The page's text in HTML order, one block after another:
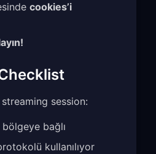
cookies’i
session:
bağlı
kullanılıyor